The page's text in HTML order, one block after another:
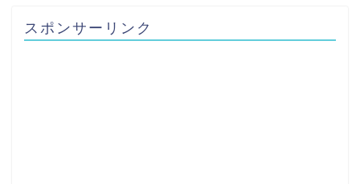
スポンサーリンク